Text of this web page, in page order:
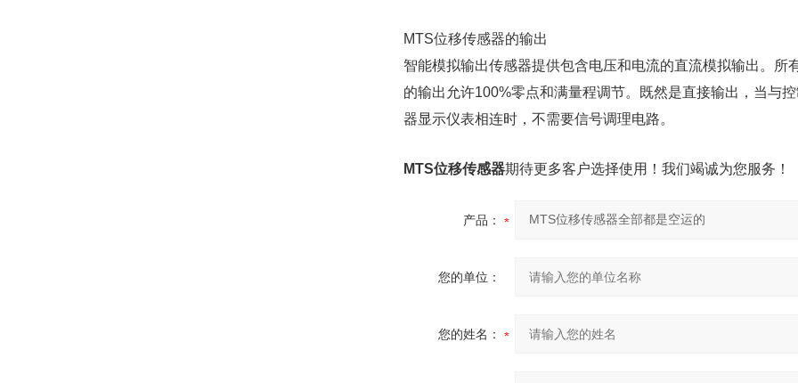
MTS位移传感器的输出
智能模拟输出传感器提供包含电压和电流的直流模拟输出。所
的输出允许100%零点和满量程调节。既然是直接输出，当与
器显示仪表相连时，不需要信号调理电路。
MTS位移传感器期待更多客户选择使用！我们竭诚为您服务！
产品：
您的单位：
您的姓名：